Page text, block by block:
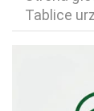
Tablice